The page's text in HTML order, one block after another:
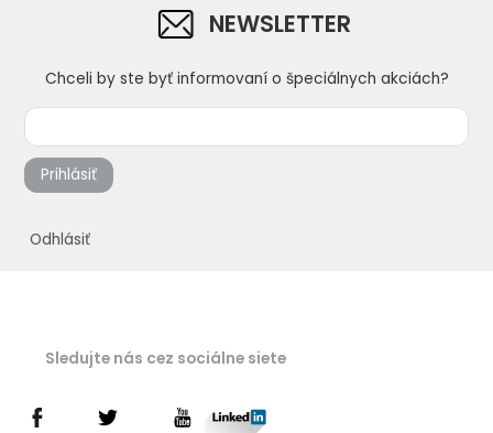
NEWSLETTER
Chceli by ste byť informovaní o špeciálnych akciách?
Prihlásiť
Odhlásiť
Sledujte nás cez sociálne siete